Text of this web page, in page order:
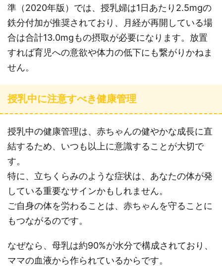
準（2020年版）では、授乳婦は1日あたり2.5mgの
鉄分付加が推奨されており、月経が再開している場
合は合計13.0mgもの摂取が必要になります。放置
すれば育児への意欲や体力の低下にも繋がりかねま
せん。
授乳中に注意すべき健康管理
授乳中の健康管理は、赤ちゃんの健やかな成長に直
結するため、いつも以上に意識することが大切で
す。
特に、立ちくらみのような症状は、あなたの体が発
している重要なサインかもしれません。
ご自身の体を労わることは、赤ちゃんを守ることに
もつながるのです。
なぜなら、母乳は約90%が水分で構成されており、
ママの血液から作られているからです。